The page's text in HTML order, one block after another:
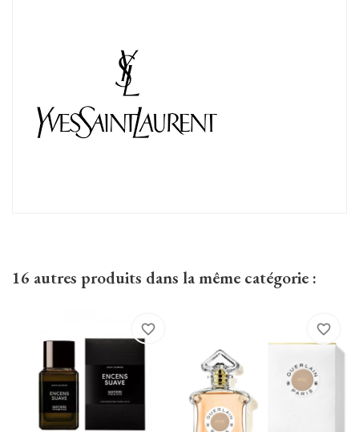
16 autres produits dans la même catégorie :
favorite_border favorite_border